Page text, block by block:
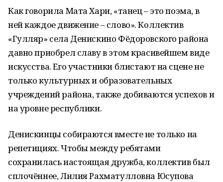
Как говорила Мата Хари, «танец – это поэма, в
ней каждое движение – слово». Коллектив
«Гулляр» села Денискино Фёдоровского района
давно приобрел славу в этом красивейшем виде
искусства. Его участники блистают на сцене не
только культурных и образовательных
учреждений района, также добиваются успехов и
на уровне республики.
Денискинцы собираются вместе не только на
репетициях. Чтобы между ребятами
сохранилась настоящая дружба, коллектив был
сплочённее, Лилия Рахматулловна Юсупова